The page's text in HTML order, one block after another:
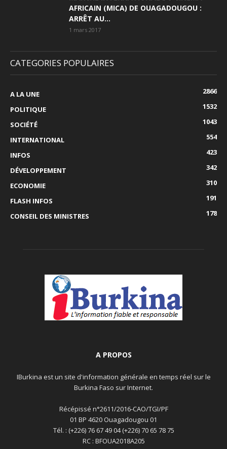
AFRICAIN (MICA) DE OUAGADOUGOU :
ARRÊT AU...
1 mars 2017
CATEGORIES POPULAIRES
A LA UNE
2866
POLITIQUE
1532
SOCIÉTÉ
1043
INTERNATIONAL
554
INFOS
423
DÉVELOPPEMENT
342
ECONOMIE
310
FLASH INFOS
191
CONSEIL DES MINISTRES
178
A PROPOS
IBurkina est un site d'information générale en temps réel sur le
Burkina Faso sur Internet.
Récépissé n°2611/2016-CAO/TGI/PF
01 BP 4620 Ouagadougou 01
Tél. : (+226) 76 67 49 04 (+226) 70 65 78 75
RC : BFOUA2018A205